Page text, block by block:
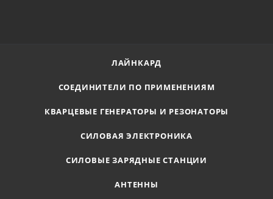
ЛАЙНКАРД
СОЕДИНИТЕЛИ ПО ПРИМЕНЕНИЯМ
КВАРЦЕВЫЕ ГЕНЕРАТОРЫ И РЕЗОНАТОРЫ
СИЛОВАЯ ЭЛЕКТРОНИКА
СИЛОВЫЕ ЗАРЯДНЫЕ СТАНЦИИ
АНТЕННЫ